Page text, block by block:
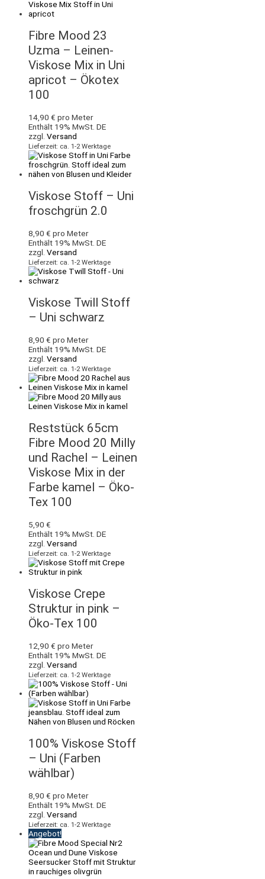
Fibre Mood 23
Uzma – Leinen-
Viskose Mix in Uni
apricot – Ökotex
100
14,90 € pro Meter
Enthält 19% MwSt. DE
zzgl. Versand
Lieferzeit: ca. 1-2 Werktage
Viskose Stoff – Uni
froschgrün 2.0
8,90 € pro Meter
Enthält 19% MwSt. DE
zzgl. Versand
Lieferzeit: ca. 1-2 Werktage
Viskose Twill Stoff
– Uni schwarz
8,90 € pro Meter
Enthält 19% MwSt. DE
zzgl. Versand
Lieferzeit: ca. 1-2 Werktage
Reststück 65cm
Fibre Mood 20 Milly
und Rachel – Leinen
Viskose Mix in der
Farbe kamel – Öko-
Tex 100
5,90 €
Enthält 19% MwSt. DE
zzgl. Versand
Lieferzeit: ca. 1-2 Werktage
Viskose Crepe
Struktur in pink –
Öko-Tex 100
12,90 € pro Meter
Enthält 19% MwSt. DE
zzgl. Versand
Lieferzeit: ca. 1-2 Werktage
100% Viskose Stoff
– Uni (Farben
wählbar)
8,90 € pro Meter
Enthält 19% MwSt. DE
zzgl. Versand
Lieferzeit: ca. 1-2 Werktage
Angebot!